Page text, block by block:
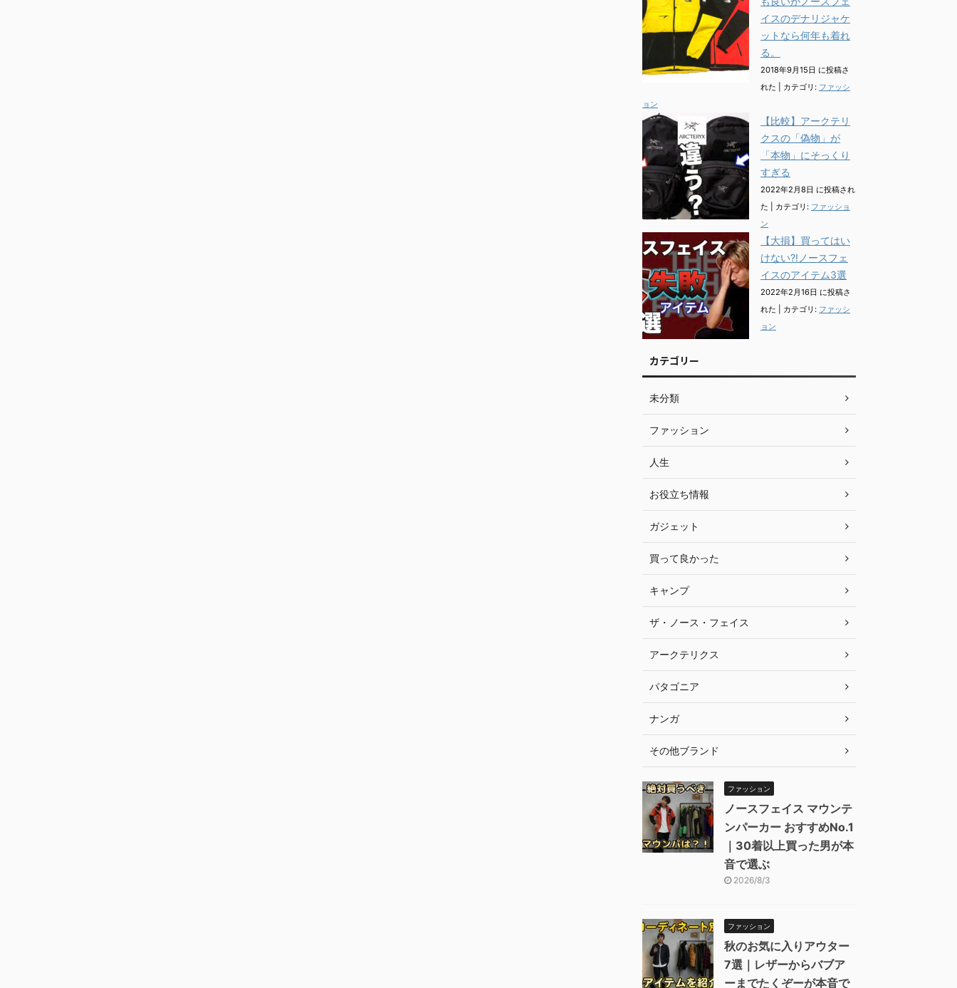
イスのデナリジャケ
ットなら何年も着れ
る。
2018年9月15日 に投稿さ
れた
カテゴリ: ファッシ
ョン
【比較】アークテリ
クスの「偽物」が
「本物」にそっくり
すぎる
2022年2月8日 に投稿され
た
カテゴリ: ファッショ
ン
【大損】買ってはい
けない?!ノースフェ
イスのアイテム3選
2022年2月16日 に投稿さ
れた
カテゴリ: ファッシ
ョン
カテゴリー
未分類
ファッション
人生
お役立ち情報
ガジェット
買って良かった
キャンプ
ザ・ノース・フェイス
アークテリクス
パタゴニア
ナンガ
その他ブランド
ファッション
ノースフェイス マウンテ
ンパーカー おすすめNo.1
｜30着以上買った男が本
音で選ぶ
2026/8/3
ファッション
秋のお気に入りアウター
7選｜レザーからバブア
ーまでたくぞーが本音で